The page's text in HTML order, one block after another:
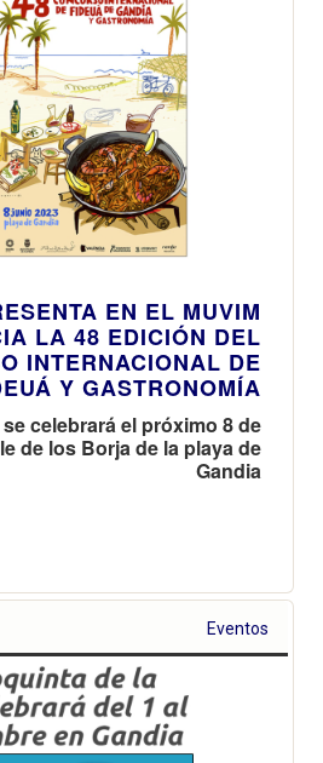
EN EL MUVIM
LA 48 EDICIÓN DEL
INTERNACIONAL DE
Y GASTRONOMÍA
celebrará el próximo 8 de
de los Borja de la playa de
Gandia
Eventos